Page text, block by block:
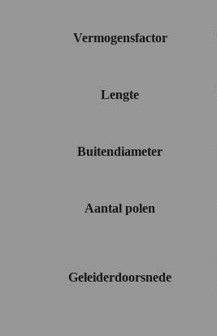
Vermogensfactor
Lengte
Buitendiameter
Aantal polen
Geleiderdoorsnede